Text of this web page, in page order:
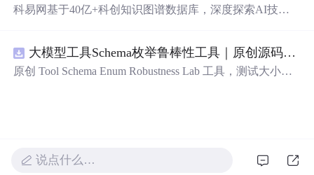
智能化发展。
科易网基于40亿+科创知识图谱数据库，深度探索AI技术
新领域的AI+数智化解决方案，推动科技创新与产业创新
智能化发展。
大模型工具Schema枚举鲁棒性工具｜原创源码+测试+离线报告
原创 Tool Schema Enum Robustness Lab 工具，测试大小
热点产品或开源项目源码、Logo、官方截图、论文、生产
说点什么…